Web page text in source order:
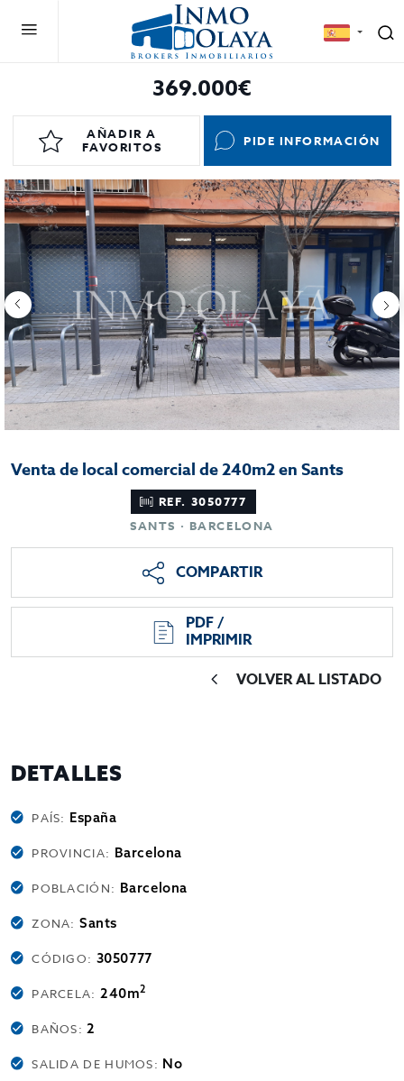
369.000€
AÑADIR A
FAVORITOS
PIDE INFORMACIÓN
Venta de local comercial de 240m2 en Sants
REF. 3050777
SANTS · BARCELONA
COMPARTIR
PDF /
IMPRIMIR
VOLVER AL LISTADO
DETALLES
PAÍS: España
PROVINCIA: Barcelona
POBLACIÓN: Barcelona
ZONA:Sants
CÓDIGO: 3050777
PARCELA: 240m2
BAÑOS:2
SALIDA DE HUMOS: No